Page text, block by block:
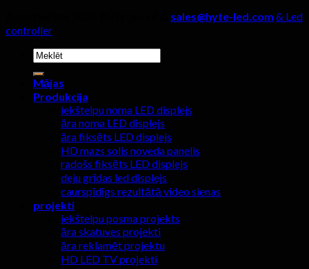
sales@hyte-led.com & Led
controller
Meklēt:
Mājas
Produkcija
iekštelpu noma LED displejs
āra noma LED displejs
āra fiksēts LED displejs
HD mazs solis noveda panelis
radošs fiksēts LED displejs
deju grīdas led displejs
caurspīdīgs rezultātā video sienas
projekti
iekštelpu posma projekts
āra skatuves projekti
āra reklamēt projektu
HD LED TV projekti